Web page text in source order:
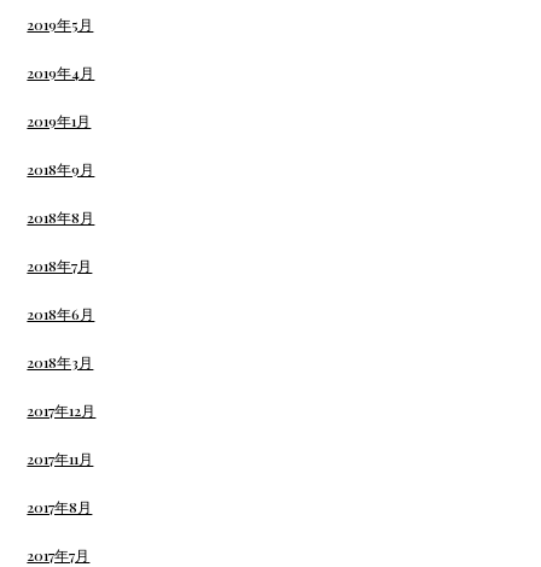
2019年5月
2019年4月
2019年1月
2018年9月
2018年8月
2018年7月
2018年6月
2018年3月
2017年12月
2017年11月
2017年8月
2017年7月